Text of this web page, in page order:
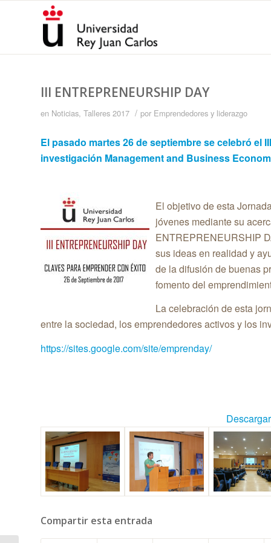
III ENTREPRENEURSHIP DAY
en Noticias, Talleres 2017 / por Emprendedores y liderazgo
El pasado martes 26 de septiembre se celebró el
investigación Management and Business
El objetivo de esta
jóvenes mediante su
ENTREPRENEURSHIP
sus ideas en realidad y
de la difusión de buenas
fomento del
La celebración de esta
entre la sociedad, los emprendedores activos y los
https://sites.google.com/site/emprenday/
Compartir esta entrada